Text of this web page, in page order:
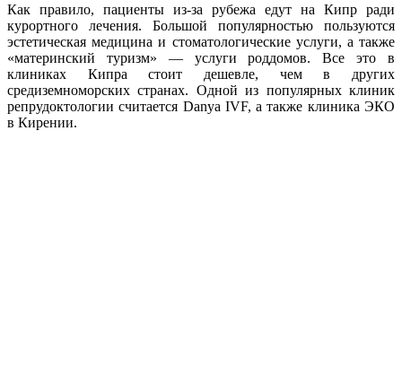
Как правило, пациенты из-за рубежа едут на Кипр ради
курортного лечения. Большой популярностью пользуются
эстетическая медицина и стоматологические услуги, а также
«материнский туризм» — услуги роддомов. Все это в
клиниках Кипра стоит дешевле, чем в других
средиземноморских странах. Одной из популярных клиник
репрудоктологии считается Danya IVF, а также клиника ЭКО
в Кирении.